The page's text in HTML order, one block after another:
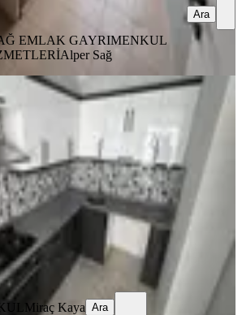
EMLAK GAYRIMENKUL
Alper Sağ
Ara
Yenikaramanda Arakat 2+1
Yenikaraman Mahallesi
·101 m²· 2. Kat·08.08.2026
₺
Miraç Kaya
Miraç Kaya Ara